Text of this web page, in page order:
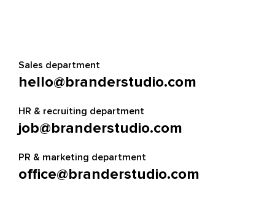
Sales department
hello@branderstudio.com
HR & recruiting department
job@branderstudio.com
PR & marketing department
office@branderstudio.com